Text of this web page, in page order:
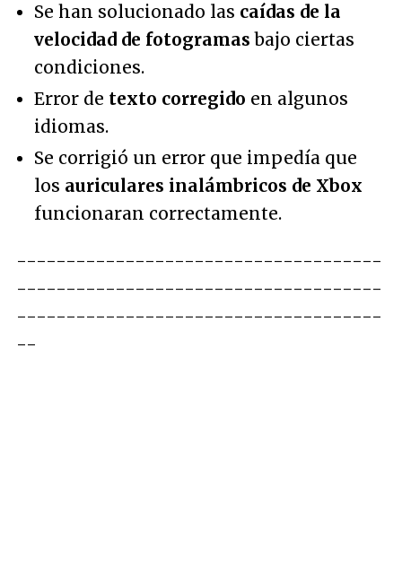
Se han solucionado las caídas de la
velocidad de fotogramas bajo ciertas
condiciones.
Error de texto corregido en algunos
idiomas.
Se corrigió un error que impedía que
los auriculares inalámbricos de Xbox
funcionaran correctamente.
-------------------------------------
-------------------------------------
-------------------------------------
--